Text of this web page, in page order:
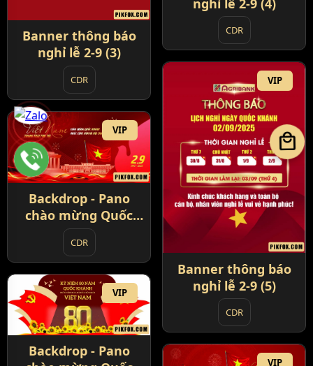
Banner thông báo
nghỉ lễ 2-9 (3)
CDR
nghỉ lễ 2-9 (4)
CDR
VIP
Banner thông báo
nghỉ lễ 2-9 (5)
CDR
VIP
Backdrop - Pano
chào mừng Quốc
Khánh 2-9 (1)
CDR
VIP
Backdrop - Pano
VIP
local_mall